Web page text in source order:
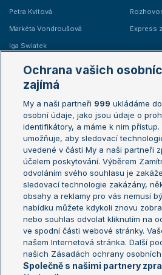
Petra Kvitová
Markéta Vondroušová
Iga Swiatek
Express
Žebříčky
Žebříček ATP (muži)
Žebříček WTA (ženy)
Sázkařský žebříček
French
US Open
Turnaj
Turnaj
Aktualní trendy
Fotbalové přestupy
Livesport Daily
LS Prague Open
Ochrana vašich
zajímá
My a naši partneři 999 ukládáme
osobní údaje, jako jsou údaje o
identifikátory, a máme k nim přístup.
umožňuje, aby sledovací
uvedené v části My a naši partneři
účelem poskytování. Výběrem
odvoláním svého souhlasu je
sledovací technologie zakázány,
obsahy a reklamy pro vás nemusí
nabídku můžete kdykoli znovu
nebo souhlas odvolat kliknutím na
ve spodní části webové stránky.
našem Internetová stránka. Další
našich Zásadách ochrany
Společně s našimi partnery